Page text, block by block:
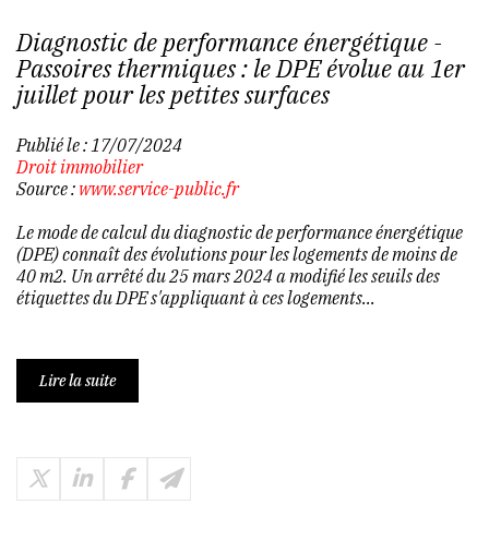
Diagnostic de performance énergétique -
Passoires thermiques : le DPE évolue au 1er
juillet pour les petites surfaces
Publié le : 17/07/2024
Droit immobilier
Source : www.service-public.fr
Le mode de calcul du diagnostic de performance énergétique
(DPE) connaît des évolutions pour les logements de moins de
40 m2. Un arrêté du 25 mars 2024 a modifié les seuils des
étiquettes du DPE s'appliquant à ces logements...
Lire la suite